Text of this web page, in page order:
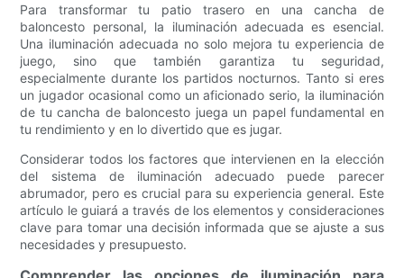
Para transformar tu patio trasero en una cancha de
baloncesto personal, la iluminación adecuada es esencial.
Una iluminación adecuada no solo mejora tu experiencia de
juego, sino que también garantiza tu seguridad,
especialmente durante los partidos nocturnos. Tanto si eres
un jugador ocasional como un aficionado serio, la iluminación
de tu cancha de baloncesto juega un papel fundamental en
tu rendimiento y en lo divertido que es jugar.
Considerar todos los factores que intervienen en la elección
del sistema de iluminación adecuado puede parecer
abrumador, pero es crucial para su experiencia general. Este
artículo le guiará a través de los elementos y consideraciones
clave para tomar una decisión informada que se ajuste a sus
necesidades y presupuesto.